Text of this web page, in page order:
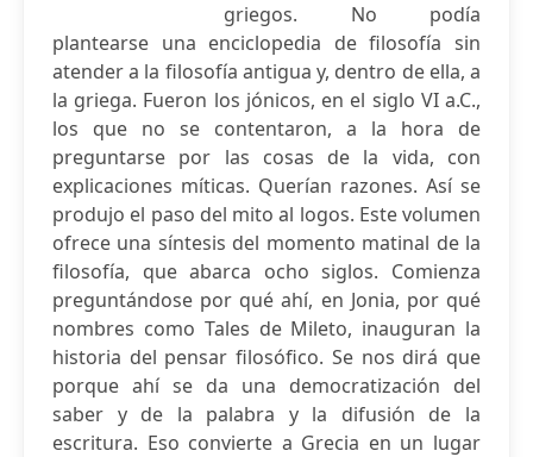
griegos. No podía
plantearse una enciclopedia de filosofía sin
atender a la filosofía antigua y, dentro de ella, a
la griega. Fueron los jónicos, en el siglo VI a.C.,
los que no se contentaron, a la hora de
preguntarse por las cosas de la vida, con
explicaciones míticas. Querían razones. Así se
produjo el paso del mito al logos. Este volumen
ofrece una síntesis del momento matinal de la
filosofía, que abarca ocho siglos. Comienza
preguntándose por qué ahí, en Jonia, por qué
nombres como Tales de Mileto, inauguran la
historia del pensar filosófico. Se nos dirá que
porque ahí se da una democratización del
saber y de la palabra y la difusión de la
escritura. Eso convierte a Grecia en un lugar